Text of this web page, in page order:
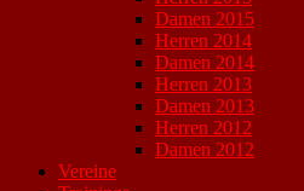
Damen 2015
Herren 2014
Damen 2014
Herren 2013
Damen 2013
Herren 2012
Damen 2012
Vereine